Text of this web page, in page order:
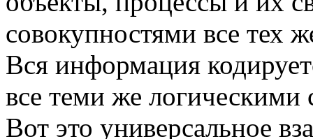
совокупностями все тех
Вся информация
все теми же логическими
Вот это универсальное